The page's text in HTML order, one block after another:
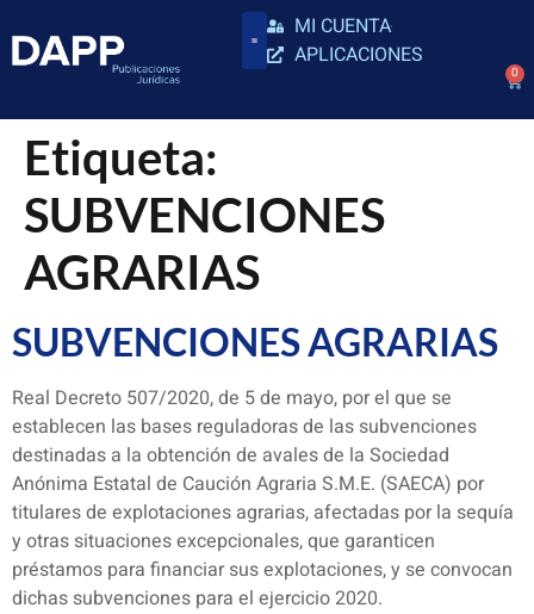
MI CUENTA
APLICACIONES
0
Etiqueta:
SUBVENCIONES
AGRARIAS
SUBVENCIONES AGRARIAS
Real Decreto 507/2020, de 5 de mayo, por el que se
establecen las bases reguladoras de las subvenciones
destinadas a la obtención de avales de la Sociedad
Anónima Estatal de Caución Agraria S.M.E. (SAECA) por
titulares de explotaciones agrarias, afectadas por la sequía
y otras situaciones excepcionales, que garanticen
préstamos para financiar sus explotaciones, y se convocan
dichas subvenciones para el ejercicio 2020.